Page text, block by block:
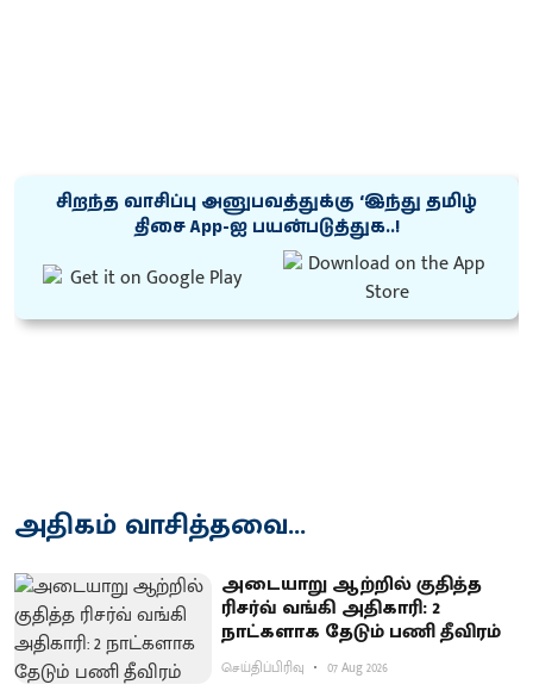
சிறந்த வாசிப்பு அனுபவத்துக்கு ‘இந்து தமிழ்
திசை App-ஐ பயன்படுத்துக..!
அதிகம் வாசித்தவை...
அடையாறு ஆற்றில் குதித்த
ரிசர்வ் வங்கி அதிகாரி: 2
நாட்களாக தேடும் பணி தீவிரம்
செய்திப்பிரிவு 07 Aug 2026